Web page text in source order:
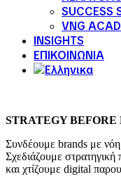
SUCCESS
VNG
INSIGHTS
ΕΠΙΚΟΙΝΩΝΙΑ
STRATEGY
Συνδέουμε brands με
Σχεδιάζουμε στρατηγική
και χτίζουμε digital